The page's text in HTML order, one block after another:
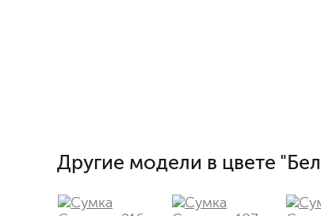
Другие модели в цвете